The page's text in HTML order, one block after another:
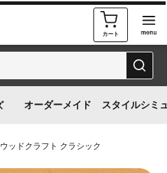
カート
オーダーメイド スタイルシミ
ウッドクラフト クラシック